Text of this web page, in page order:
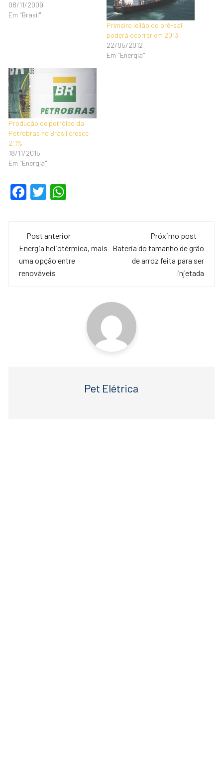
08/11/2009
Em "Brasil"
Primeiro leilão do pré-sal
poderá ocorrer em 2013
22/05/2012
Em "Energia"
Produção de petróleo da
Petrobras no Brasil cresce
2,1%
18/11/2015
Em "Energia"
F
e
b
o
T
er s
A
Navegação
de
post
Post anterior
Energia heliotérmica, mais
uma opção entre
renováveis
Próximo post
Bateria do tamanho de grão
de arroz feita para ser
injetada
Pet Elétrica